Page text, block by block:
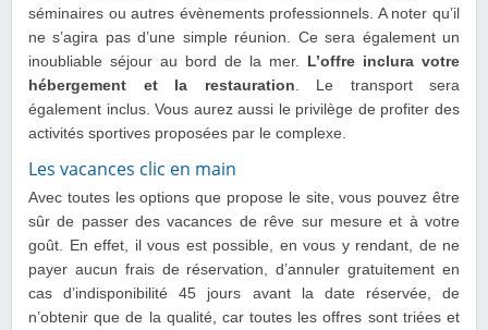
séminaires ou autres évènements professionnels. A noter qu’il
ne s’agira pas d’une simple réunion. Ce sera également un
inoubliable séjour au bord de la mer.
L’offre inclura votre
hébergement et la restauration. Le transport sera
également inclus. Vous aurez aussi le privilège de profiter des
activités sportives proposées par le complexe.
Les vacances clic en main
Avec toutes les options que propose le site, vous pouvez être
sûr de passer des vacances de rêve sur mesure et à votre
goût. En effet, il vous est possible, en vous y rendant, de ne
payer aucun frais de réservation, d’annuler gratuitement en
cas d’indisponibilité 45 jours avant la date réservée, de
n’obtenir que de la qualité, car toutes les offres sont triées et